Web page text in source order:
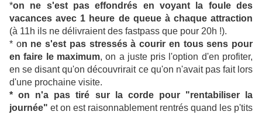
*on ne s'est pas effondrés en voyant la foule des
vacances avec 1 heure de queue à chaque attraction
(à 11h ils ne délivraient des fastpass que pour 20h !).
* on ne s'est pas stressés à courir en tous sens pour
en faire le maximum, on a juste pris l'option d'en profiter,
en se disant qu'on découvrirait ce qu'on n'avait pas fait lors
d'une prochaine visite.
* on n'a pas tiré sur la corde pour "rentabiliser la
journée" et on est raisonnablement rentrés quand les p'tits